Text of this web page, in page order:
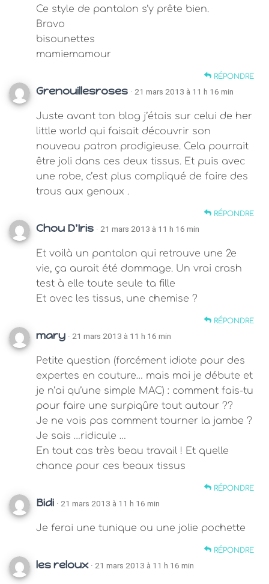
Ce style de pantalon s’y prête bien.
Bravo
bisounettes
mamiemamour
RÉPONDRE
Grenouillesroses · 21 mars 2013 à 11 h 16 min
Juste avant ton blog j’étais sur celui de her
little world qui faisait découvrir son
nouveau patron prodigieuse. Cela pourrait
être joli dans ces deux tissus. Et puis avec
une robe, c’est plus compliqué de faire des
trous aux genoux .
RÉPONDRE
Chou D'Iris · 21 mars 2013 à 11 h 16 min
Et voilà un pantalon qui retrouve une 2e
vie, ça aurait été dommage. Un vrai crash
test à elle toute seule ta fille
Et avec les tissus, une chemise ?
RÉPONDRE
mary · 21 mars 2013 à 11 h 16 min
Petite question (forcément idiote pour des
expertes en couture… mais moi je débute et
je n’ai qu’une simple MAC) : comment fais-tu
pour faire une surpiqûre tout autour ??
Je ne vois pas comment tourner la jambe ?
Je sais …ridicule …
En tout cas très beau travail ! Et quelle
chance pour ces beaux tissus
RÉPONDRE
Bidi · 21 mars 2013 à 11 h 16 min
Je ferai une tunique ou une jolie pochette
RÉPONDRE
les reloux · 21 mars 2013 à 11 h 16 min